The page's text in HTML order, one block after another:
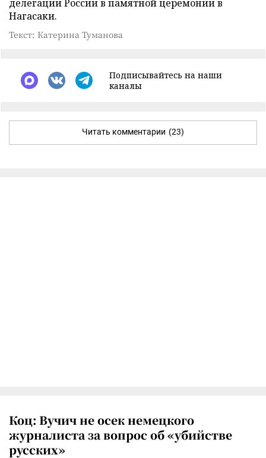
делегации России в памятной церемонии в
Нагасаки.
Текст: Катерина Туманова
Подписывайтесь на наши
каналы
Читать комментарии (23)
Коц: Вучич не осек немецкого
журналиста за вопрос об «убийстве
русских»